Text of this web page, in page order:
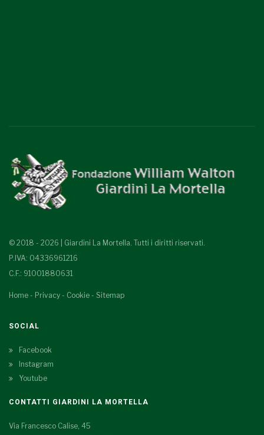
© 2018 - 2026 | Giardini La Mortella. Tutti i diritti riservati.
P.IVA: 04336961216
C.F.: 91001880631
Home - Privacy - Cookie - Sitemap
SOCIAL
Facebook
Instagram
Youtube
CONTATTI GIARDINI LA MORTELLA
Via Francesco Calise, 45